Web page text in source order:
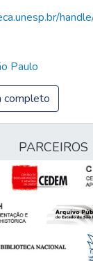
Paulo
completo
PARCEIROS